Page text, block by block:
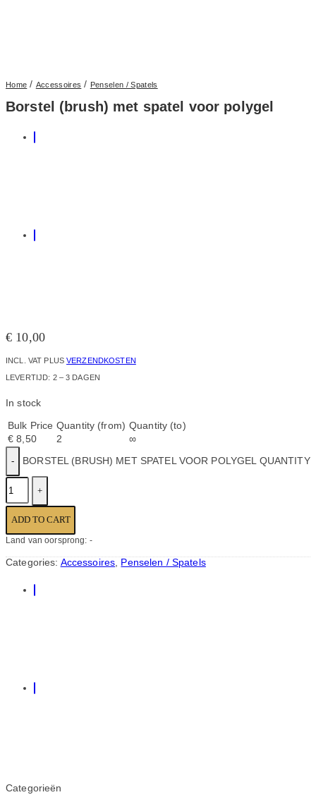
Home / Accessoires / Penselen / Spatels
Borstel (brush) met spatel voor polygel
€ 10,00
INCL. VAT PLUSVERZENDKOSTEN
LEVERTIJD: 2 – 3 DAGEN
In stock
Bulk Price Quantity (from) Quantity (to)
€ 8,50 2 ∞
BORSTEL (BRUSH) MET SPATEL VOOR POLYGEL QUANTITY
ADD TO CART
Land van oorsprong: -
Categories: Accessoires Penselen / Spatels
Categorieën